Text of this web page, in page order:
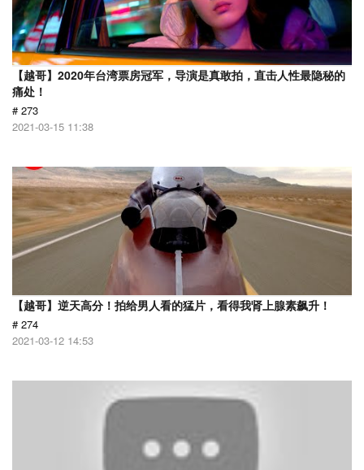
【越哥】2020年台湾票房冠军，导演是真敢拍，直击人性最隐秘的
痛处！
# 273
2021-03-15 11:38
【越哥】逆天高分！拍给男人看的猛片，看得我肾上腺素飙升！
# 274
2021-03-12 14:53